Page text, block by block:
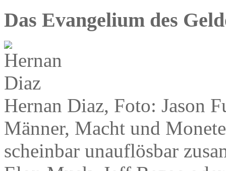
Das Evangelium des
Hernan Diaz, Foto: Jason
Männer, Macht und
scheinbar unauflösbar